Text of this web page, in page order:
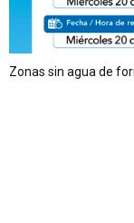
Zonas sin agua de